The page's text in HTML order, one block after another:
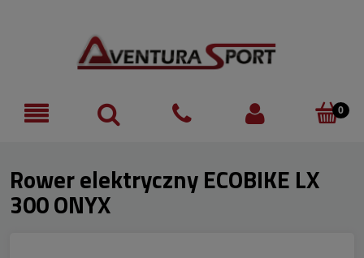
Rower elektryczny ECOBIKE LX
300 ONYX